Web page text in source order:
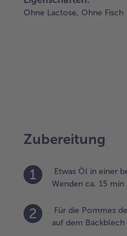
Ohne Lactose, Ohne Fisch
Zubereitung
1
Etwas Öl in einer
Wenden ca. 15
2
Für die Pommes
auf dem